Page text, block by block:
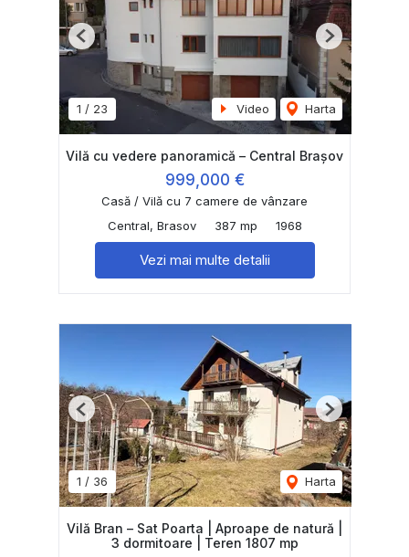
1 / 23 Video Harta
Previous Next
Vilă cu vedere panoramică – Central Brașov
999,000 €
Casă / Vilă cu 7 camere de vânzare
Central, Brasov
387 mp 1968
Vezi mai multe detalii
1 / 36 Harta
Previous Next
Vilă Bran – Sat Poarta | Aproape de natură |
3 dormitoare | Teren 1807 mp